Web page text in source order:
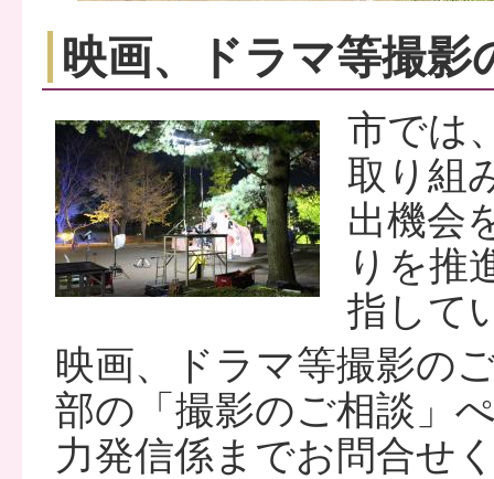
映画、ドラマ等撮
市では
取り組
出機会
りを推
指して
映画、ドラマ等撮影の
部の「撮影のご相談」
力発信係までお問合せ